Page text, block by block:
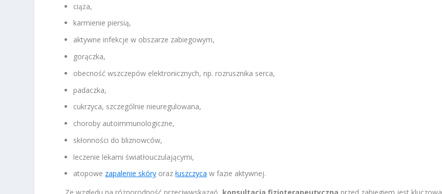
ciąża,
karmienie piersią,
aktywne infekcje w obszarze zabiegowym,
gorączka,
obecność wszczepów elektronicznych, np. rozrusznika serca,
padaczka,
cukrzyca, szczególnie nieuregulowana,
choroby autoimmunologiczne,
skłonności do bliznowców,
leczenie lekami światłouczulającymi,
atopowe zapalenie skóry orazłuszczyca w fazie aktywnej.